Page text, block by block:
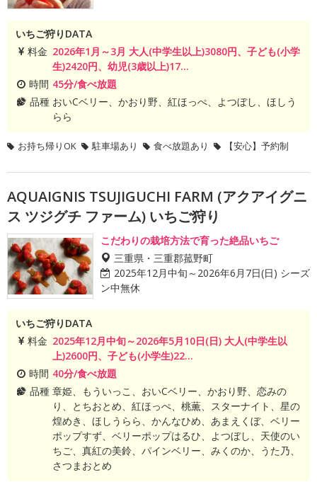
いちご狩りDATA
料金 2026年1月～3月 大人(中学生以上)3080円、子ども(小学
生)2420円、幼児(3歳以上)17...
時間 45分/食べ放題
品種 おいCベリー、かおり野、紅ほっぺ、よつぼし、ほしう
らら
お持ち帰りOK 駐車場あり 食べ放題あり 【安心】予約制
AQUAIGNIS TSUJIGUCHI FARM (アクアイグニ
ス ツジグチ ファーム) いちご狩り
こだわりの栽培方法で育った絶品いちご
三重県・三重郡菰野町
2025年12月中旬～2026年6月7日(日) シーズ
ン中無休
いちご狩りDATA
料金 2025年12月中旬～2026年5月10日(日) 大人(中学生以
上)2600円、子ども(小学生)22...
時間 40分/食べ放題
品種 章姫、もういっこ、おいCベリー、かおり野、恋みの
り、とちおとめ、紅ほっぺ、桃薫、スターナイト、星の
煌めき、ほしうらら、かんなひめ、あまえくぼ、ベリー
ポップすず、ベリーポップはるひ、よつぼし、天使のい
ちご、真紅の美鈴、パインベリー、みくのか、うた乃、
さつまおとめ